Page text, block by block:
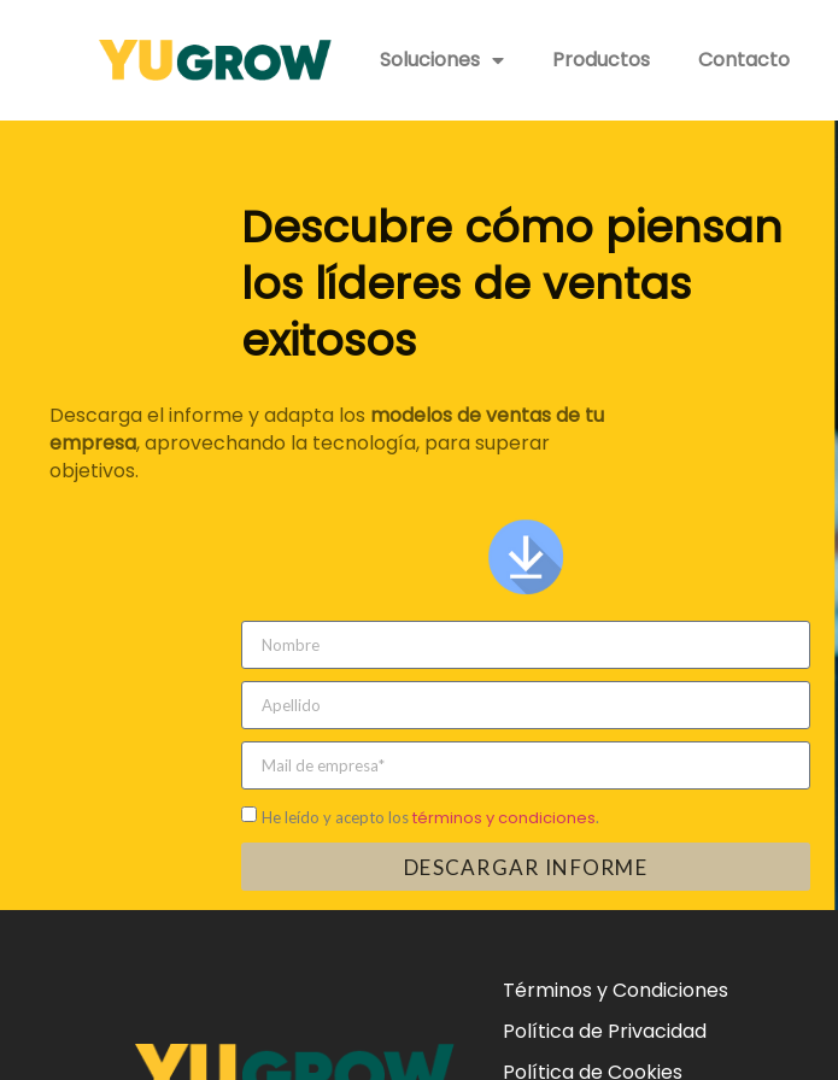
Soluciones Productos Contacto
Descubre cómo piensan
los líderes de ventas
exitosos
Descarga el informe y adapta losmodelos de ventas de tu
empresa, aprovechando la tecnología, para superar
He leído y acepto lostérminos y condiciones.
DESCARGAR INFORME
Términos y Condiciones
Política de Privacidad
Política de Cookies